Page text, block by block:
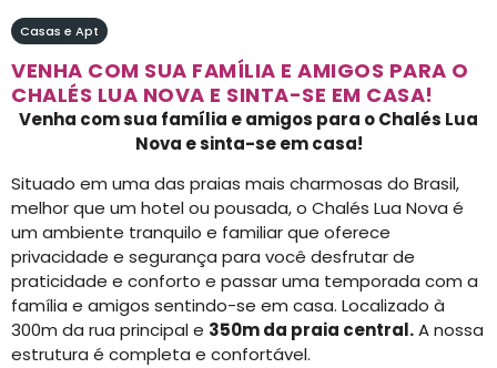
Casas e Apt
VENHA COM SUA FAMÍLIA E AMIGOS PARA O
CHALÉS LUA NOVA E SINTA-SE EM CASA!
Venha com sua família e amigos para o Chalés Lua
Nova e sinta-se em casa!
Situado em uma das praias mais charmosas do Brasil,
melhor que um hotel ou pousada, o Chalés Lua Nova é
um ambiente tranquilo e familiar que oferece
privacidade e segurança para você desfrutar de
praticidade e conforto e passar uma temporada com a
família e amigos sentindo-se em casa. Localizado à
300m da rua principal e 350m da praia central.A nossa
estrutura é completa e confortável.